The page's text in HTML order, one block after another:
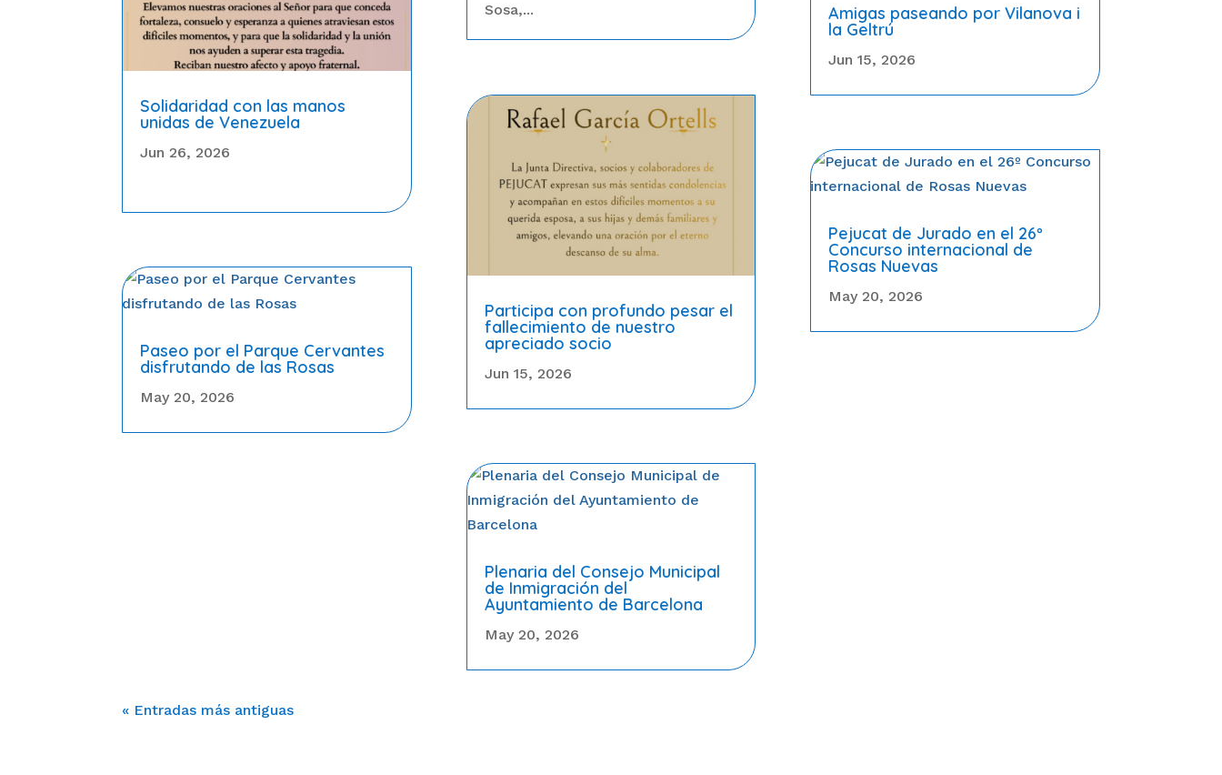
Solidaridad con las manos
unidas de Venezuela
Jun 26, 2026
Paseo por el Parque Cervantes
disfrutando de las Rosas
May 20, 2026
Sosa,...
Participa con profundo pesar el
fallecimiento de nuestro
apreciado socio
Jun 15, 2026
Plenaria del Consejo Municipal
de Inmigración del
Ayuntamiento de Barcelona
May 20, 2026
Amigas paseando por Vilanova i
la Geltrú
Jun 15, 2026
Pejucat de Jurado en el 26º
Concurso internacional de
Rosas Nuevas
May 20, 2026
« Entradas más antiguas